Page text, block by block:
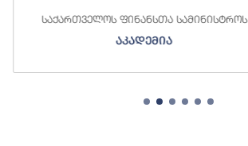
საქართველოს ფინანსთა სამინისტროს
აკადემია